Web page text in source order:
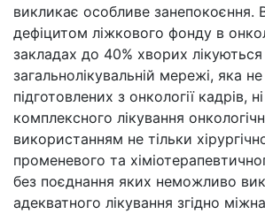
викликає особливе занепокоєння.
дефіцитом ліжкового фонду в
закладах до 40% хворих
загальнолікувальній мережі, яка
підготовлених з онкології кадрів,
комплексного лікування
використанням не тільки
променевого та
без поєднання яких неможливо
адекватного лікування згідно